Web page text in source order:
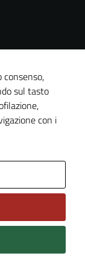
consenso,
sul tasto
con i